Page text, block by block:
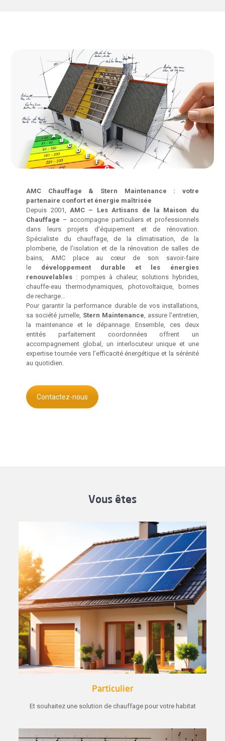
AMC Chauffage & Stern Maintenance : votre
partenaire confort et énergie maîtrisée
Depuis 2001,AMC – Les Artisans de la Maison du
Chauffage – accompagne particuliers et professionnels
dans leurs projets d’équipement et de rénovation.
Spécialiste du chauffage, de la climatisation, de la
plomberie, de l’isolation et de la rénovation de salles de
bains, AMC place au cœur de son savoir-faire
le développement durable et les énergies
renouvelables : pompes à chaleur, solutions hybrides,
chauffe-eau thermodynamiques, photovoltaïque, bornes
de recharge…
Pour garantir la performance durable de vos installations,
sa société jumelle, Stern Maintenance, assure l’entretien,
la maintenance et le dépannage. Ensemble, ces deux
entités parfaitement coordonnées offrent un
accompagnement global, un interlocuteur unique et une
expertise tournée vers l’efficacité énergétique et la sérénité
au quotidien.
Contactez-nous
Vous êtes
Particulier
Et souhaitez une solution de chauffage pour votre habitat